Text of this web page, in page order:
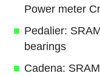
Power meter
Pedalier:
bearings
Cadena: